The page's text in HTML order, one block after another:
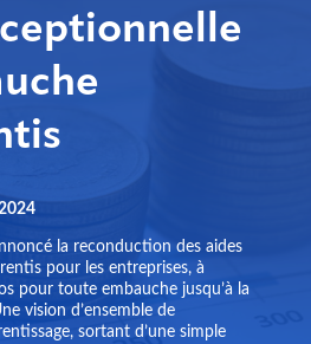
la reconduction des aides
pour les entreprises, à
pour toute embauche jusqu’à la
vision d’ensemble de
sortant d’une simple